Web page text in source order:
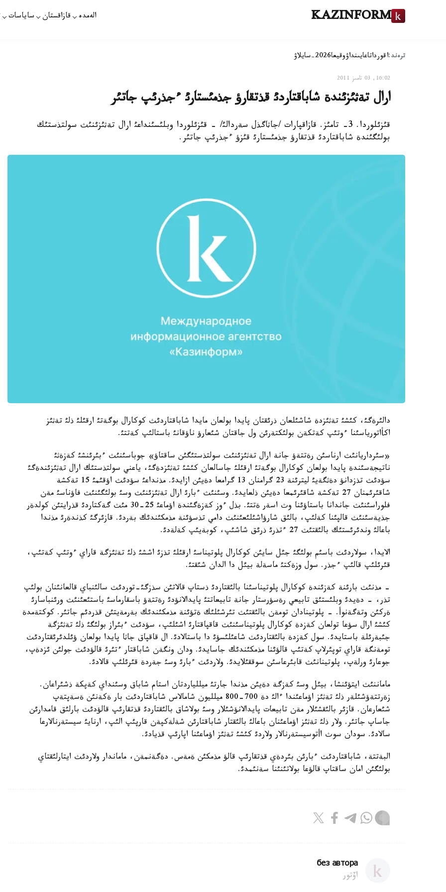
KAZINFORM الەمدە قازاقستان ساياسات
ترەند:اقورداتاعايىنداۋوقيعا2026-سايلاۋ
16:02, 03 تامىز 2011
ارال تةثئزئندة شاباقتاردئ قذتقارؤ جذمئستارئ ءجذرئپ جاتئر
قئزئلوردا. 3- تامئز. قازاقپارات /جاثاگذل سةردالئ/ - قئزئلوردا وبلئسئنداعئ ارال تةثئزئنئث سولتذستئك
بولئگئندة شاباقتاردئ قذتقارؤ جذمئستارئ قئزؤ ءجذرئپ جاتئر.
دالئرةگئ، كئشئ تةثئزدة شاشئلعان ذرئقتان پايدا بولعان مايدا شاباقتاردئث كوكارال بوگةتئ ارقئلئ ذلئ تةثئز
اكأاتورياسئنا ءوتئپ كةتكةن بولئكتةرئن ول جاقتان شئعارؤ ناؤقانئ باستالئپ كةتتئ.
«سئرداريانئث ارناسئن رةتتةؤ جانة ارال تةثئزئنئث سولتذستئگئن ساقتاؤ» جوباسئنئث ءبئرئنشئ كةزةثئ
ناتيجةسئندة پايدا بولعان كوكارال بوگةتئ ارقئلئ جاسالعان كئشئ تةثئزدةگئ، ياعني سولتذستئك ارال تةثئزئندةگئ
سؤدئث تذزدانؤ دةثگةيئ ليترئنة 23 گرامنان 13 گرامعا دةيئن ازايدئ. مذنداعئ سؤدئث اؤقئمئ 15 تةكشة
شاقئرئمنان 27 تةكشة شاقئرئمعا دةيئن ذلعايدئ. وسئنئث ءبارئ ارال تةثئزئنئث وسئ بولئگئنئث فاؤناسئ مةن
فلوراسئنئث جاندانا باستاؤئنا وث اسةر ةتتئ. بذل ءوز كةزةگئندة اؤماعئ 25-30 مئث گةكتاردئ قذرايتئن كولدةر
جذيةسئنئث قالپئنا كةلئپ، بالئق شارؤاشئلئعئنئث دامي تذسؤئنة مذمكئندئك بةردئ. قازئرگئ كذندةرئ مذندا
باعالئ وندئرئستئك بالئقتئث 27 ءتذرئ ذرئق شاشئپ، كوبةيئپ كةلةدئ.
الايدا، سولاردئث باسئم بولئگئ جئل سايئن كوكارال پلوتيناسئ ارقئلئ تذزئ اششئ ذلئ تةثئزگة قاراي ءوتئپ كةتئپ،
قئرئلئپ قالئپ ءجذر. سول وزةكتئ ماسةلة بيئل دا الدان شئقتئ.
- مذنئث بارئنة كةزئندة كوكارال پلوتيناسئنا بالئقتاردئ ذستاپ قالاتئن سذزگئ-توردئث سالئنباي قالعانئنان بولئپ
تذر، - دةيدئ وبلئستئق تابيعي رةسؤرستار جانة تابيعاتتئ پايدالانؤدئ رةتتةؤ باسقارماسئ باستئعئنئث ورئنباسارئ
ةركئن وتةگةنوأ. - پلوتينادان تومةن بالئقتئث تئرشئلئك ةتؤئنة مذمكئندئك بةرمةيتئن قذردئم جاتئر. كوكتةمدة
كئشئ ارال سؤعا تولعان كةزدة كوكارال پلوتيناسئنئث قاقپاقتارئ اشئلئپ، سؤدئث ءبئراز بولئگئ ذلئ تةثئزگة
جئبةرئلة باستايدئ. سول كةزدة بالئقتاردئث شاعئلئسؤئ دا باستالادئ. ال قاقپاق جاثا پايدا بولعان ؤئلدئرئقتاردئث
تومةنگة قاراي توپئرلاپ كةتئپ قالؤئنا مذمكئندئك جاسايدئ. ودان ونگةن شاباقتار ءتئرئ قالؤدئث جولئن ئزدةپ،
جوعارئ ورلةپ، پلوتينانئث قابئرعاسئن سوققئلايدئ. ولاردئث ءبارئ وسئ جةردة قئرئلئپ قالادئ.
ماماننئث ايتؤئنشا، بيئل وسئ كةزگة دةيئن مذندا جارتئ ميللياردتان استام شاباق وسئنداي كةپكة ذشئراعان.
زةرتتةؤشئلةر ذلئ تةثئز اؤماعئندا ءالئ دة 700-800 ميلليون شامالاس شاباقتاردئث بار ةكةنئن ةسةپتةپ
شئعارعان. قازئر بالئقشئلار مةن تابيعات پايدالانؤشئلار وسئ بولاشاق بالئقتاردئ قذتقارئپ قالؤدئث بارلئق قامدارئن
جاساپ جاتئر. ولار ذلئ تةثئز اؤماعئنان باعالئ بالئقتار شاباقتارئن شةلةكپةن قارپئپ الئپ، ارنايئ سيستةرنالارعا
سالادئ. سودان سوث اأتوسيستةرنالار ولاردئ كئشئ تةثئز اؤماعئنا اپارئپ قذيادئ.
البةتتة، شاباقتاردئث ءبارئن بئردةي قذتقارئپ قالؤ مذمكئن ةمةس. دةگةنمةن، ماماندار ولاردئث ايتارلئقتاي
بولئگئن امان ساقتاپ قالؤعا بولاتئنئنا سةنئمدئ.
без автора
اۆتور